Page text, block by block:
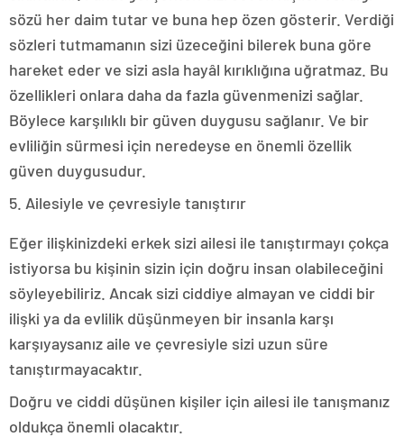
sözü her daim tutar ve buna hep özen gösterir. Verdiği
sözleri tutmamanın sizi üzeceğini bilerek buna göre
hareket eder ve sizi asla hayâl kırıklığına uğratmaz. Bu
özellikleri onlara daha da fazla güvenmenizi sağlar.
Böylece karşılıklı bir güven duygusu sağlanır. Ve bir
evliliğin sürmesi için neredeyse en önemli özellik
güven duygusudur.
5. Ailesiyle ve çevresiyle tanıştırır
Eğer ilişkinizdeki erkek sizi ailesi ile tanıştırmayı çokça
istiyorsa bu kişinin sizin için doğru insan olabileceğini
söyleyebiliriz. Ancak sizi ciddiye almayan ve ciddi bir
ilişki ya da evlilik düşünmeyen bir insanla karşı
karşıyaysanız aile ve çevresiyle sizi uzun süre
tanıştırmayacaktır.
Doğru ve ciddi düşünen kişiler için ailesi ile tanışmanız
oldukça önemli olacaktır.